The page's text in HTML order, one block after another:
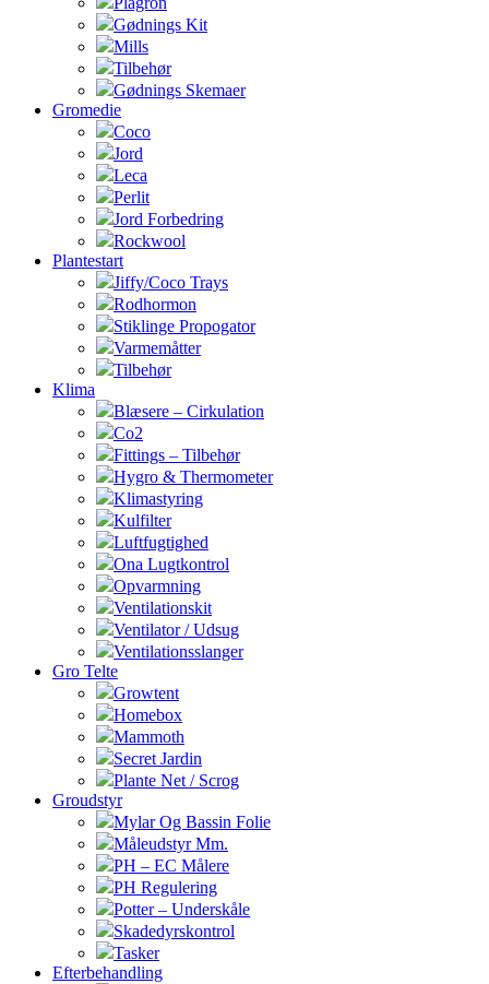
Gødnings Kit
Mills
Tilbehør
Gødnings Skemaer
Gromedie
Coco
Jord
Leca
Perlit
Jord Forbedring
Rockwool
Plantestart
Jiffy/Coco Trays
Rodhormon
Stiklinge Propogator
Varmemåtter
Tilbehør
Klima
Blæsere – Cirkulation
Co2
Fittings – Tilbehør
Hygro & Thermometer
Klimastyring
Kulfilter
Luftfugtighed
Ona Lugtkontrol
Opvarmning
Ventilationskit
Ventilator / Udsug
Ventilationsslanger
Gro Telte
Growtent
Homebox
Mammoth
Secret Jardin
Plante Net / Scrog
Groudstyr
Mylar Og Bassin Folie
Måleudstyr Mm.
PH – EC Målere
PH Regulering
Potter – Underskåle
Skadedyrskontrol
Tasker
Efterbehandling